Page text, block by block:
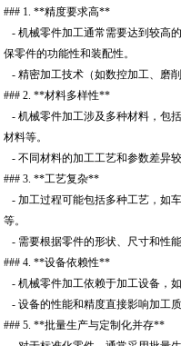
### 1. **精度要求高**
- 机械零件加工通常需要达到较高
保零件的功能性和装配性。
- 精密加工技术（如数控加工、磨
### 2. **材料多样性**
- 机械零件加工涉及多种材料，包
材料等。
- 不同材料的加工工艺和参数差异较
### 3. **工艺复杂**
- 加工过程可能包括多种工艺，如
等。
- 需要根据零件的形状、尺寸和性
### 4. **设备依赖性**
- 机械零件加工依赖于加工设备，
- 设备的性能和精度直接影响加工质
### 5. **批量生产与定制化并存**